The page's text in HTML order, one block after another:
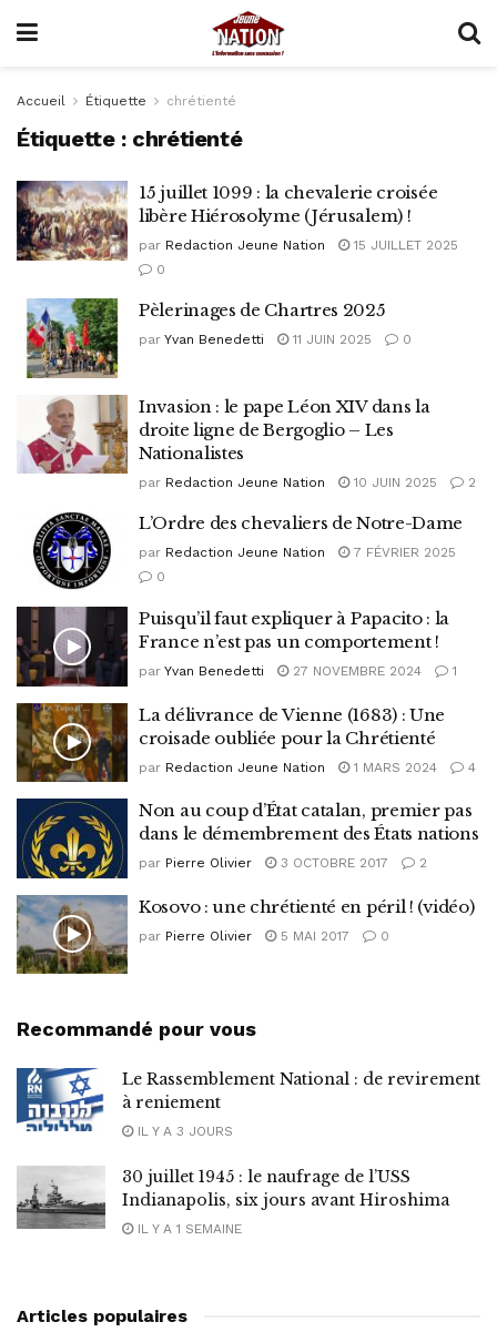
Accueil Étiquette chrétienté
Étiquette : chrétienté
15 juillet 1099 : la chevalerie croisée
libère Hiérosolyme (Jérusalem) !
par Redaction Jeune Nation
15 JUILLET 2025
0
Pèlerinages de Chartres 2025
par Yvan Benedetti 11 JUIN 2025 0
Invasion : le pape Léon XIV dans la
droite ligne de Bergoglio – Les
Nationalistes
par Redaction Jeune Nation 10 JUIN 2025 2
L’Ordre des chevaliers de Notre-Dame
par Redaction Jeune Nation
7 FÉVRIER 2025
0
Puisqu’il faut expliquer à Papacito : la
France n’est pas un comportement !
par Yvan Benedetti 27 NOVEMBRE 2024 1
La délivrance de Vienne (1683) : Une
croisade oubliée pour la Chrétienté
par Redaction Jeune Nation 1 MARS 2024 4
Non au coup d’État catalan, premier pas
dans le démembrement des États nations
par Pierre Olivier 3 OCTOBRE 2017 2
Kosovo : une chrétienté en péril ! (vidéo)
par Pierre Olivier 5 MAI 2017 0
Recommandé pour vous
Le Rassemblement National : de revirement
à reniement
IL Y A 3 JOURS
30 juillet 1945 : le naufrage de l’USS
Indianapolis, six jours avant Hiroshima
IL Y A 1 SEMAINE
Articles populaires